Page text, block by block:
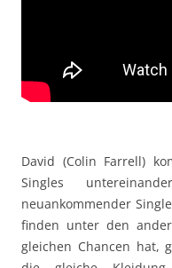
David (Colin Farrell)
Singles
neuankommender
finden unter den
gleichen Chancen hat,